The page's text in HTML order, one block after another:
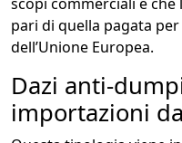
pari di quella pagata
dell’Unione Europea.
Dazi anti-
importazioni